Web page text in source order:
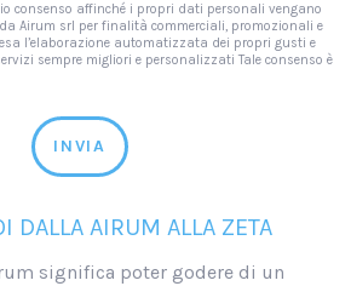
consenso affinché i propri dati personali vengano
Airum srl per finalità commerciali, promozionali e
l’elaborazione automatizzata dei propri gusti e
sempre migliori e personalizzati Tale consenso è
INVIA
DALLA AIRUM ALLA ZETA
significa poter godere di un